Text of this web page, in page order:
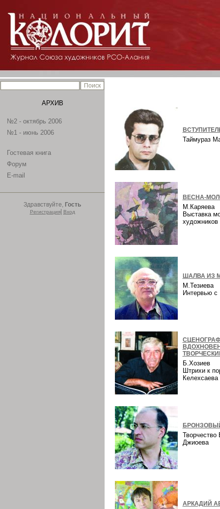
АРХИВ
№2 - октябрь 2006
№1 - июнь 2006
Гостевая книга
Форум
E-mail
Здравствуйте, Гость
Регистрация| Вход
Таймураз
ВЕСНА-
М.Каряева
Выставка
ШАЛВА ИЗ
М.Тезиева
Интервью
Б.Хозиев
Штрихи к
Творчество
Джиоева
АРКАДИЙ